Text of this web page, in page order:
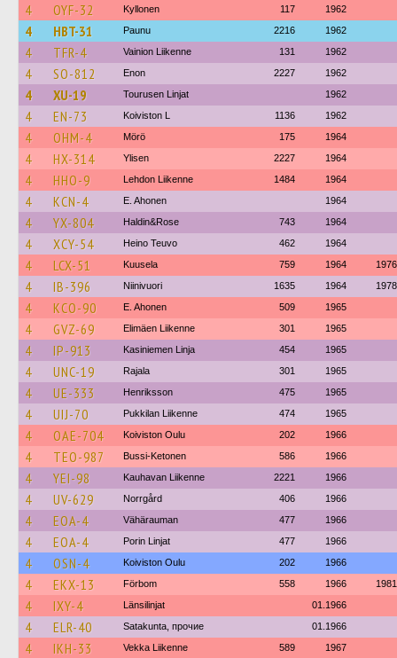
4 OYF-32 Kyllonen 117 1962
4 HBT-31 Paunu 2216 1962
4 TFR-4 Vainion Liikenne 131 1962
4 SO-812 Enon 2227 1962
4 XU-19 Tourusen Linjat 1962
4 EN-73 Koiviston L 1136 1962
4 OHM-4 Mörö 175 1964
4 HX-314 Ylisen 2227 1964
4 HHO-9 Lehdon Liikenne 1484 1964
4 KCN-4 E. Ahonen 1964
4 YX-804 Haldin&Rose 743 1964
4 XCY-54 Heino Teuvo 462 1964
4 LCX-51 Kuusela 759 1964 1976
4 IB-396 Niinivuori 1635 1964 1978
4 KCO-90 E. Ahonen 509 1965
4 GVZ-69 Elimäen Liikenne 301 1965
4 IP-913 Kasiniemen Linja 454 1965
4 UNC-19 Rajala 301 1965
4 UE-333 Henriksson 475 1965
4 UIJ-70 Pukkilan Liikenne 474 1965
4 OAE-704 Koiviston Oulu 202 1966
4 TEO-987 Bussi-Ketonen 586 1966
4 YEI-98 Kauhavan Liikenne 2221 1966
4 UV-629 Norrgård 406 1966
4 EOA-4 Vähärauman 477 1966
4 EOA-4 Porin Linjat 477 1966
4 OSN-4 Koiviston Oulu 202 1966
4 EKX-13 Förbom 558 1966 1981
4 IXY-4 Länsilinjat 01.1966
4 ELR-40 Satakunta, прочие 01.1966
4 IKH-33 Vekka Liikenne 589 1967